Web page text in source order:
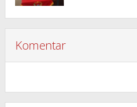
Komentar